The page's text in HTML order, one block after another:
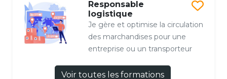
Responsable
logistique
Je gère et optimise la circulation
des marchandises pour une
entreprise ou un transporteur
Voir toutes les formations